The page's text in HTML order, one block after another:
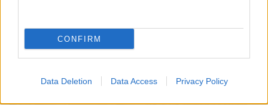
CONFIRM
Data Deletion Data Access Privacy Policy
LIFESTYLE